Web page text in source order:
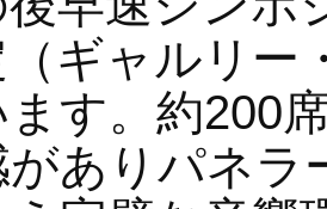
ギャルリー
ます。約200
がありパネラ